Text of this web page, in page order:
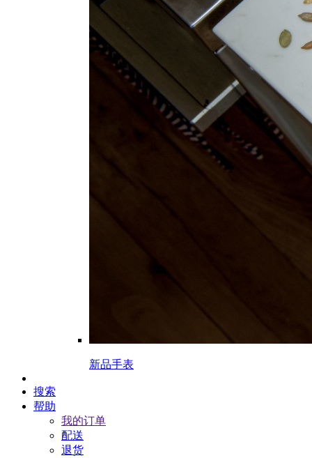
新品手表
搜索
帮助
我的订单
配送
退货